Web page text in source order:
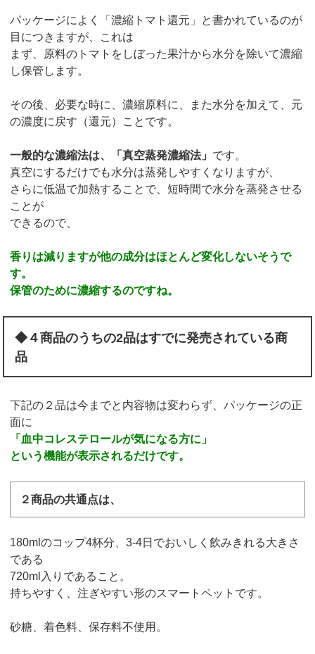
パッケージによく「濃縮トマト還元」と書かれているのが
目につきますが、これは
まず、原料のトマトをしぼった果汁から水分を除いて濃縮
し保管します。
その後、必要な時に、濃縮原料に、また水分を加えて、元
の濃度に戻す（還元）ことです。
一般的な濃縮法は、「真空蒸発濃縮法」 です。
真空にするだけでも水分は蒸発しやすくなりますが、
さらに低温で加熱することで、短時間で水分を蒸発させる
ことが
できるので、
香りは減りますが他の成分はほとんど変化しないそうで
す。
保管のために濃縮するのですね。
◆４商品のうちの2品はすでに発売されている商
品
下記の２品は今までと内容物は変わらず、パッケージの正
面に
「血中コレステロールが気になる方に」
という機能が表示されるだけです。
２商品の共通点は、
180mlのコップ4杯分、3-4日でおいしく飲みきれる大きさ
である
720ml入りであること。
持ちやすく、注ぎやすい形のスマートペットです。
砂糖、着色料、保存料不使用。